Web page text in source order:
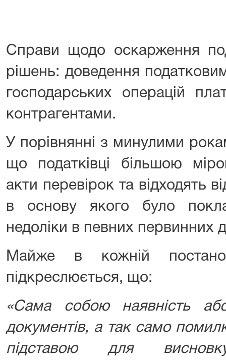
Справи щодо оскарження
рішень: доведення
господарських операцій
контрагентами.
У порівнянні з минулими
що податківці більшою
акти перевірок та відходять
в основу якого було
недоліки в певних первинних
Майже в кожній
підкреслюється, що:
«Сама собою наявність
документів, а так само
підставою для